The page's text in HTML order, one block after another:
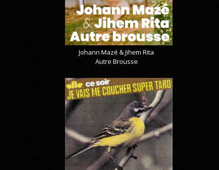
Johann Mazé & Jihem Rita
Autre Brousse